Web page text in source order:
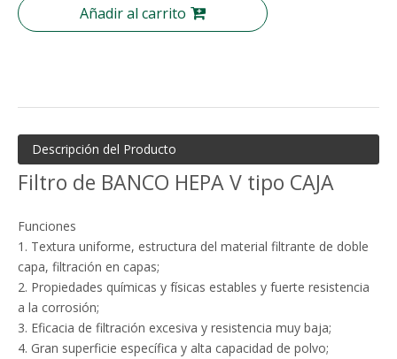
Añadir al carrito
Descripción del Producto
Filtro de BANCO HEPA V tipo CAJA
Funciones
1. Textura uniforme, estructura del material filtrante de doble
capa, filtración en capas;
2. Propiedades químicas y físicas estables y fuerte resistencia
a la corrosión;
3. Eficacia de filtración excesiva y resistencia muy baja;
4. Gran superficie específica y alta capacidad de polvo;